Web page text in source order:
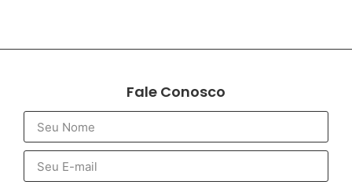
Fale Conosco